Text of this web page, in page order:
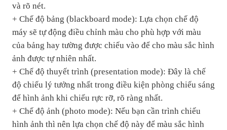
và rõ nét.
+ Chế độ bảng (blackboard mode): Lựa chọn chế độ
máy sẽ tự động điều chỉnh màu cho phù hợp với màu
của bảng hay tường được chiếu vào để cho màu sắc hình
ảnh được tự nhiên nhất.
+ Chế độ thuyết trình (presentation mode): Đây là chế
độ chiếu lý tưởng nhất trong điều kiện phòng chiếu sáng
để hình ảnh khi chiếu rực rỡ, rõ ràng nhất.
+ Chế độ ảnh (photo mode): Nếu bạn cần trình chiếu
hình ảnh thì nên lựa chọn chế độ này để màu sắc hình